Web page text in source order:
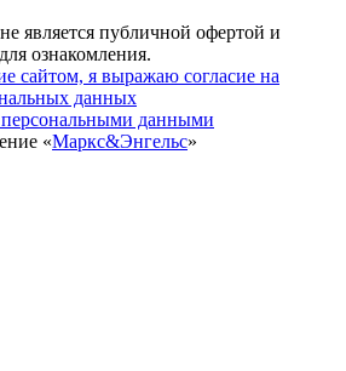
является публичной офертой и
ознакомления.
сайтом, я выражаю согласие на
данных
данными
«Маркс&Энгельс»